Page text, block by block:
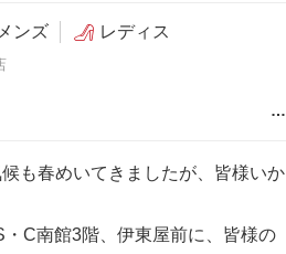
メンズ レディス
…
も春めいてきましたが、皆様いか
C南館3階、伊東屋前に、皆様の